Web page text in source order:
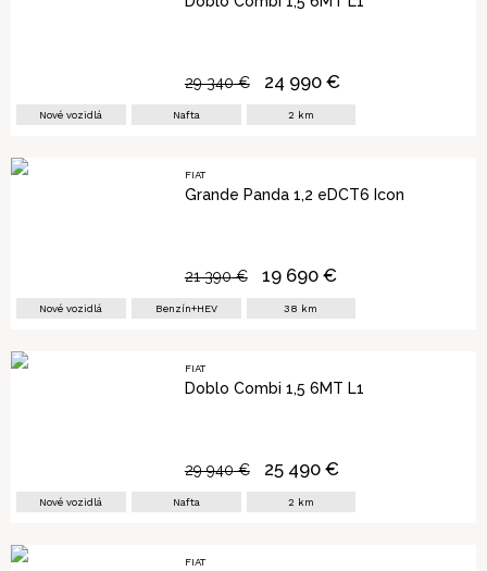
Nové vozidlá Nafta 2 km
29 340€ 24 990€
FIAT
Grande Panda 1,2 eDCT6 Icon
Nové vozidlá Benzín+HEV 38 km
21 390€ 19 690€
FIAT
Doblo Combi 1,5 6MT L1
Nové vozidlá Nafta 2 km
29 940€ 25 490€
FIAT